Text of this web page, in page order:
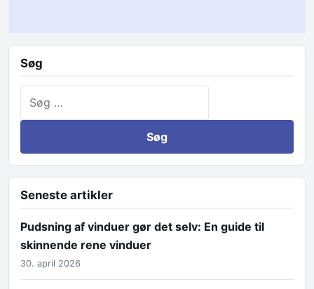
Søg
Seneste artikler
Pudsning af vinduer gør det selv: En guide til
skinnende rene vinduer
30. april 2026